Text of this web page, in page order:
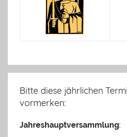
Bitte diese jährlichen
vormerken:
Jahreshauptversammlung: